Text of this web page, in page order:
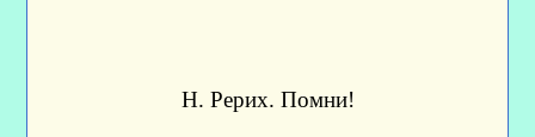
Н. Рерих. Помни!